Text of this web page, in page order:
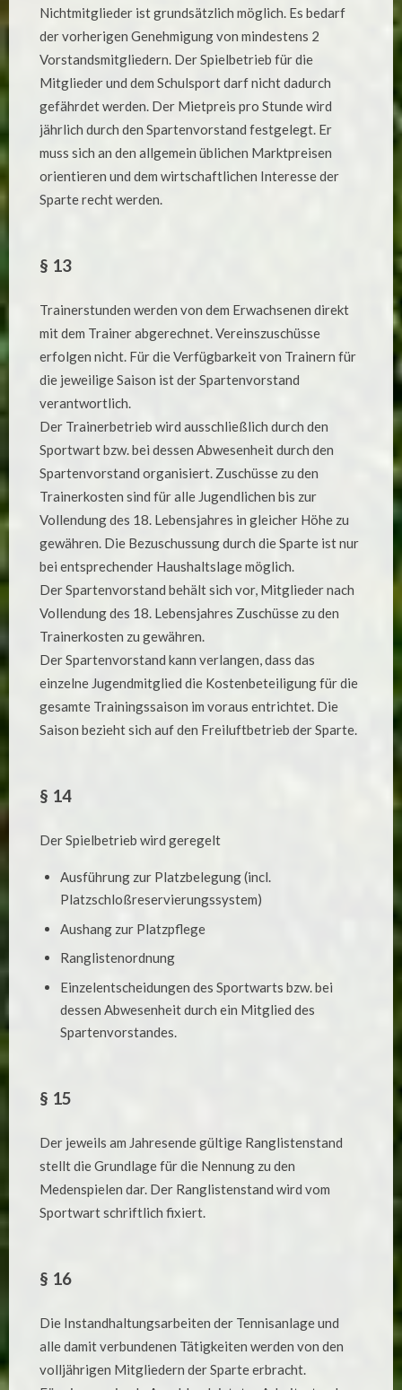
Nichtmitglieder ist grundsätzlich möglich. Es bedarf
der vorherigen Genehmigung von mindestens 2
Vorstandsmitgliedern. Der Spielbetrieb für die
Mitglieder und dem Schulsport darf nicht dadurch
gefährdet werden. Der Mietpreis pro Stunde wird
jährlich durch den Spartenvorstand festgelegt. Er
muss sich an den allgemein üblichen Marktpreisen
orientieren und dem wirtschaftlichen Interesse der
Sparte recht werden.
§ 13
Trainerstunden werden von dem Erwachsenen direkt
mit dem Trainer abgerechnet. Vereinszuschüsse
erfolgen nicht. Für die Verfügbarkeit von Trainern für
die jeweilige Saison ist der Spartenvorstand
verantwortlich.
Der Trainerbetrieb wird ausschließlich durch den
Sportwart bzw. bei dessen Abwesenheit durch den
Spartenvorstand organisiert. Zuschüsse zu den
Trainerkosten sind für alle Jugendlichen bis zur
Vollendung des 18. Lebensjahres in gleicher Höhe zu
gewähren. Die Bezuschussung durch die Sparte ist nur
bei entsprechender Haushaltslage möglich.
Der Spartenvorstand behält sich vor, Mitglieder nach
Vollendung des 18. Lebensjahres Zuschüsse zu den
Trainerkosten zu gewähren.
Der Spartenvorstand kann verlangen, dass das
einzelne Jugendmitglied die Kostenbeteiligung für die
gesamte Trainingssaison im voraus entrichtet. Die
Saison bezieht sich auf den Freiluftbetrieb der Sparte.
§ 14
Der Spielbetrieb wird geregelt
Ausführung zur Platzbelegung (incl.
Platzschloßreservierungssystem)
Aushang zur Platzpflege
Ranglistenordnung
Einzelentscheidungen des Sportwarts bzw. bei
dessen Abwesenheit durch ein Mitglied des
Spartenvorstandes.
§ 15
Der jeweils am Jahresende gültige Ranglistenstand
stellt die Grundlage für die Nennung zu den
Medenspielen dar. Der Ranglistenstand wird vom
Sportwart schriftlich fixiert.
§ 16
Die Instandhaltungsarbeiten der Tennisanlage und
alle damit verbundenen Tätigkeiten werden von den
volljährigen Mitgliedern der Sparte erbracht.